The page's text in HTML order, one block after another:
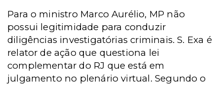
Para o ministro Marco Aurélio, MP não
possui legitimidade para conduzir
diligências investigatórias criminais. S. Exa é
relator de ação que questiona lei
complementar do RJ que está em
julgamento no plenário virtual. Segundo o